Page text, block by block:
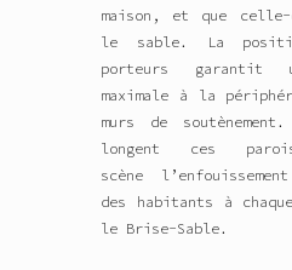
maison, et que celle-
le sable. La
porteurs garantit
maximale à la
murs de
longent ces
scène
des habitants
à
le Brise-Sable.